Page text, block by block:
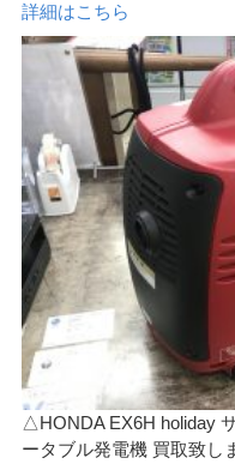
詳細はこちら
△HONDA EX6H holiday
ータブル発電機 買取致し